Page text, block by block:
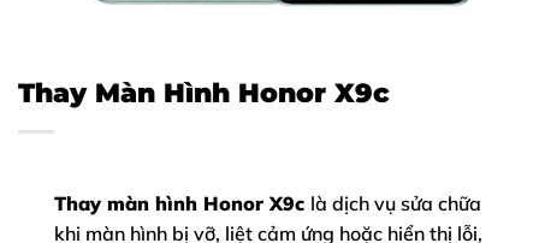
Thay Màn Hình Honor X9c
Thay màn hình Honor X9c là dịch vụ sửa chữa
khi màn hình bị vỡ, liệt cảm ứng hoặc hiển thị lỗi,